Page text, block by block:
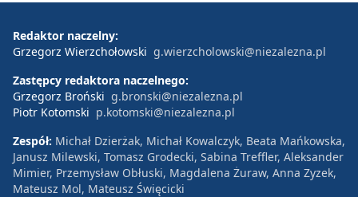
Redaktor naczelny:
Grzegorz Wierzchołowski g.wierzcholowski@niezalezna.pl
Zastępcy redaktora naczelnego:
Grzegorz Broński g.bronski@niezalezna.pl
Piotr Kotomski p.kotomski@niezalezna.pl
Zespół: Michał Dzierżak, Michał Kowalczyk, Beata Mańkowska,
Janusz Milewski, Tomasz Grodecki, Sabina Treffler, Aleksander
Mimier, Przemysław Obłuski, Magdalena Żuraw, Anna Zyzek,
Mateusz Mol, Mateusz Święcicki